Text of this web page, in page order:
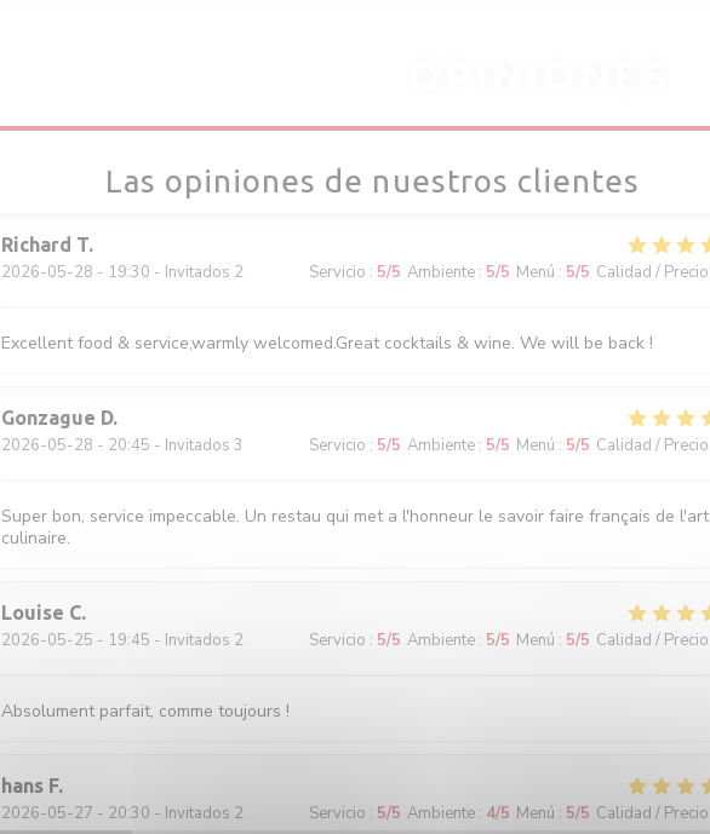
Las opiniones de nuestros clientes
Richard T
2026-05-28 - 19:30 - Invitados 2 Servicio : 5/5 Ambiente : 5/5 Menú : 5/5 Calidad / Precio
Excellent food & service,warmly welcomed.Great cocktails & wine. We will be back !
Gonzague D
2026-05-28 - 20:45 - Invitados 3 Servicio : 5/5 Ambiente : 5/5 Menú : 5/5 Calidad / Precio
Super bon, service impeccable. Un restau qui met a l'honneur le savoir faire français de l'art
culinaire.
Louise C
2026-05-25 - 19:45 - Invitados 2 Servicio : 5/5 Ambiente : 5/5 Menú : 5/5 Calidad / Precio
Absolument parfait, comme toujours !
hans F
2026-05-27 - 20:30 - Invitados 2 Servicio : 5/5 Ambiente : 4/5 Menú : 5/5 Calidad / Precio